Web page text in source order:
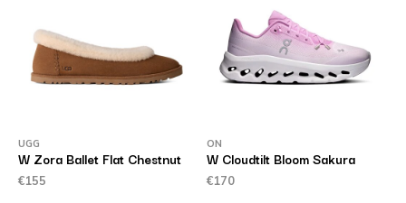
UGG
W Zora Ballet Flat Chestnut
€155
ON
W Cloudtilt Bloom Sakura
€170